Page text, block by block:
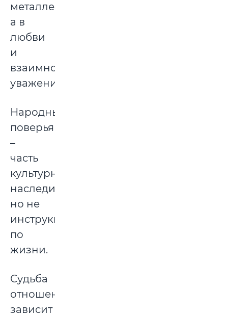
металле,
а в
любви
и
взаимном
уважении.
Народные
поверья
–
часть
культурного
наследия,
но не
инструкция
по
жизни.
Судьба
отношений
зависит